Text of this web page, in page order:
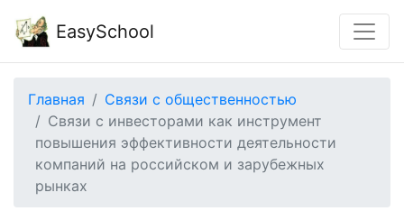
EasySchool
Главная
Связи с общественностью
Связи с инвесторами как инструмент
повышения эффективности деятельности
компаний на российском и зарубежных
рынках